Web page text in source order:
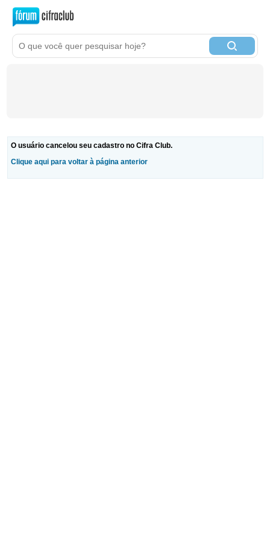
O usuário cancelou seu cadastro no Cifra Club.
Clique aqui para voltar à página anterior